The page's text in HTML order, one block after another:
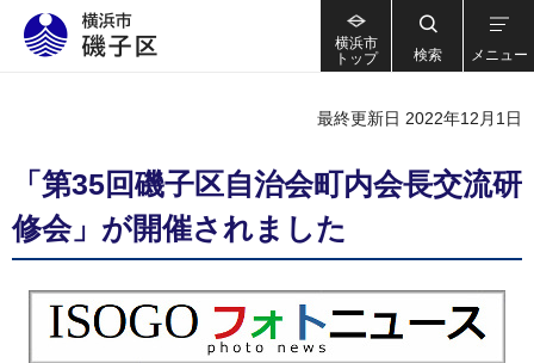
横浜市
トップ
検索 メニュー
最終更新日 2022年12月1日
「第35回磯子区自治会町内会長交流研
修会」が開催されました